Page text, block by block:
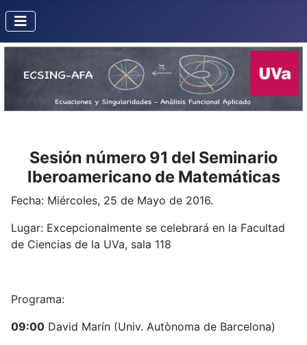
Sesión número 91 del Seminario
Iberoamericano de Matemáticas
Fecha: Miércoles, 25 de Mayo de 2016.
Lugar: Excepcionalmente se celebrará en la Facultad
de Ciencias de la UVa, sala 118
Programa:
09:00 David Marín (Univ. Autònoma de Barcelona)